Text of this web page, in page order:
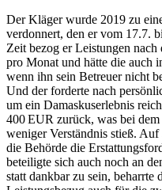
Der Kläger wurde 2019 zu
verdonnert, den er vom 17.7.
Zeit bezog er Leistungen
pro Monat und hätte die auch
wenn ihn sein Betreuer nicht
Und der forderte nach
um ein Damaskuserlebnis
400 EUR zurück, was bei
weniger Verständnis stieß.
die Behörde die
beteiligte sich auch noch an
statt dankbar zu sein, beharrte